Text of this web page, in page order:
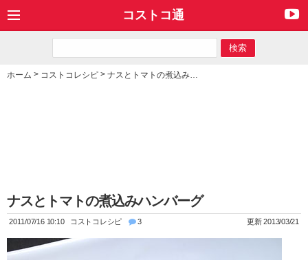
コストコ通
ホーム > コストコレシピ > ナスとトマトの煮込みハンバーグ
ナスとトマトの煮込みハンバーグ
2011/07/16 10:10 コストコレシピ 3 更新 2013/03/21